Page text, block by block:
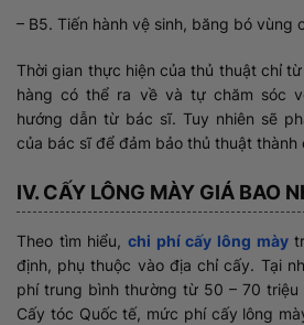
– B5. Tiến hành vệ sinh, băng bó vùng
Thời gian thực hiện của thủ thuật chỉ
hàng có thể ra về và tự chăm sóc
hướng dẫn từ bác sĩ. Tuy nhiên sẽ
của bác sĩ để đảm bảo thủ thuật thành
IV. CẤY LÔNG MÀY GIÁ BAO
Theo tìm hiểu, chi phí cấy lông mày
định, phụ thuộc vào địa chỉ cấy. Tại
phí trung bình thường từ 50 – 70 triệu
Cấy tóc Quốc tế, mức phí cấy lông